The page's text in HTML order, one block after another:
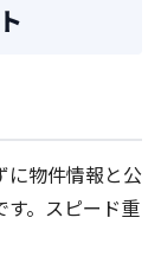
に物件情報と公
す。スピード重